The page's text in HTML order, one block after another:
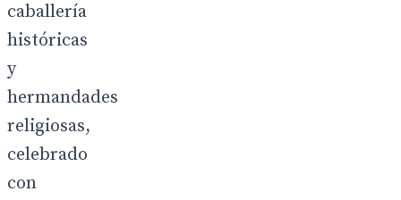
caballería
históricas
y
hermandades
religiosas,
celebrado
con